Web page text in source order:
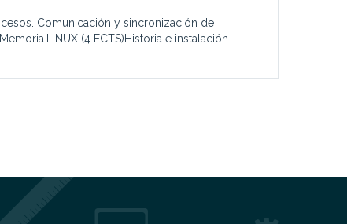
Comunicación y sincronización de
(4 ECTS)Historia e instalación.